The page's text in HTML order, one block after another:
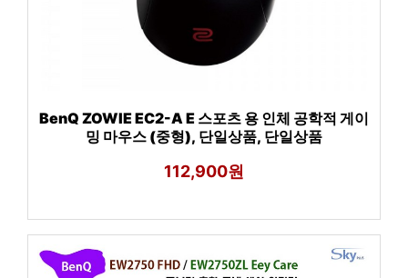
BenQ ZOWIE EC2-A E 스포츠 용 인체 공학적 게이
밍 마우스 (중형), 단일상품, 단일상품
112,900원